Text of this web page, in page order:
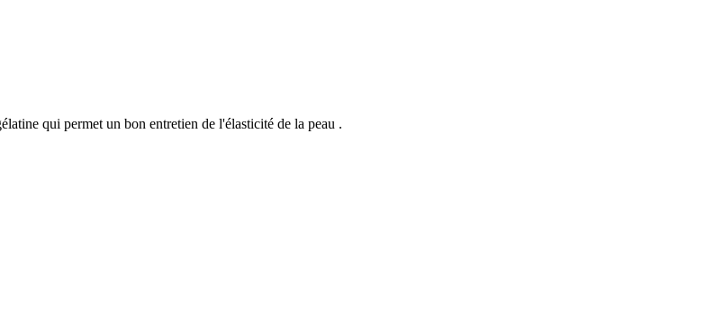
qui permet un bon entretien de l'élasticité de la peau .